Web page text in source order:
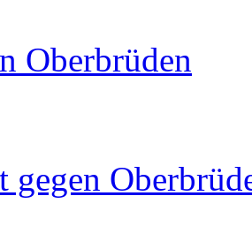
Oberbrüden
gegen